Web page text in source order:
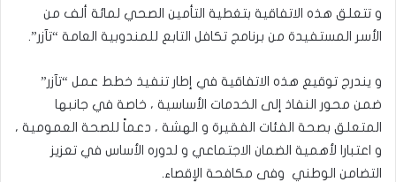
و تتعلق هذه الاتفاقية بتغطية التأمين الصحي لمائة ألف من
الأسر المستفيدة من برنامج تكافل التابع للمندوبية العامة “تآزر”.
و يندرج توقيع هذه الاتفاقية في إطار تنفيذ خطط عمل “تآزر”
ضمن محور النفاذ إلى الخدمات الأساسية ، خاصة في جانبها
المتعلق بصحة الفئات الفقيرة و الهشة ، دعماً للصحة العمومية ،
و اعتبارا لأهمية الضمان الاجتماعي و لدوره الأساس في تعزيز
التضامن الوطني وفى مكافحة الإقصاء.